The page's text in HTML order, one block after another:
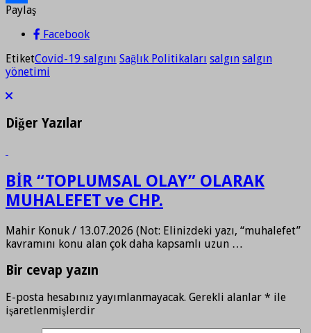
Paylaş
Paylaş
Facebook
EtiketCovid-19 salgını Sağlık Politikaları salgın salgın
yönetimi
Diğer Yazılar
BİR “TOPLUMSAL OLAY” OLARAK
MUHALEFET ve CHP.
Mahir Konuk / 13.07.2026 (Not: Elinizdeki yazı, “muhalefet”
kavramını konu alan çok daha kapsamlı uzun …
Bir cevap yazın
E-posta hesabınız yayımlanmayacak. Gerekli alanlar * ile
işaretlenmişlerdir